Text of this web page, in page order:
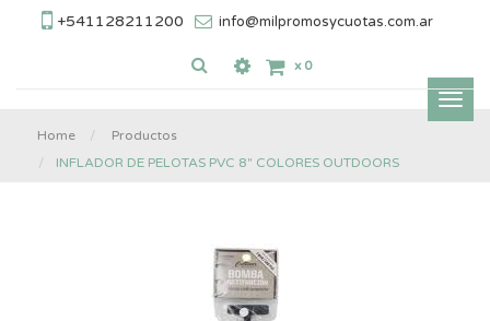
+541128211200 info@milpromosycuotas.com.ar
x 0
Home
Productos
INFLADOR DE PELOTAS PVC 8" COLORES OUTDOORS